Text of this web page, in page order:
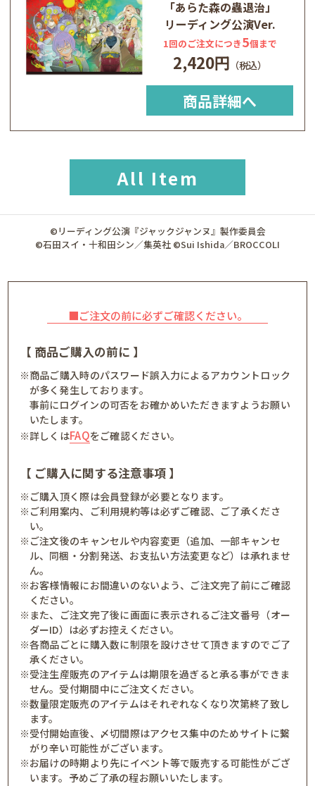
「あらた森の蟲退治」
リーディング公演Ver.
1回のご注文につき5個まで
2,420円
商品詳細へ
All Item
©リーディング公演『ジャックジャンヌ』製作委員会
©石田スイ・十和田シン／集英社 ©Sui Ishida／BROCCOLI
■ご注文の前に必ずご確認ください。
【 商品ご購入の前に 】
※商品ご購入時のパスワード誤入力によるアカウントロック
が多く発生しております。
事前にログインの可否をお確かめいただきますようお願い
いたします。
※詳しくはFAQをご確認ください。
【 ご購入に関する注意事項 】
※ご購入頂く際は会員登録が必要となります。
※ご利用案内、ご利用規約等は必ずご確認、ご了承くださ
い。
※ご注文後のキャンセルや内容変更（追加、一部キャンセ
ル、同梱・分割発送、お支払い方法変更など）は承れませ
ん。
※お客様情報にお間違いのないよう、ご注文完了前にご確認
ください。
※また、ご注文完了後に画面に表示されるご注文番号（オー
ダーID）は必ずお控えください。
※各商品ごとに購入数に制限を設けさせて頂きますのでご了
承ください。
※受注生産販売のアイテムは期限を過ぎると承る事ができま
せん。受付期間中にご注文ください。
※数量限定販売のアイテムはそれぞれなくなり次第終了致し
ます。
※受付開始直後、〆切間際はアクセス集中のためサイトに繋
がり辛い可能性がございます。
※お届けの時期より先にイベント等で販売する可能性がござ
います。予めご了承の程お願いいたします。